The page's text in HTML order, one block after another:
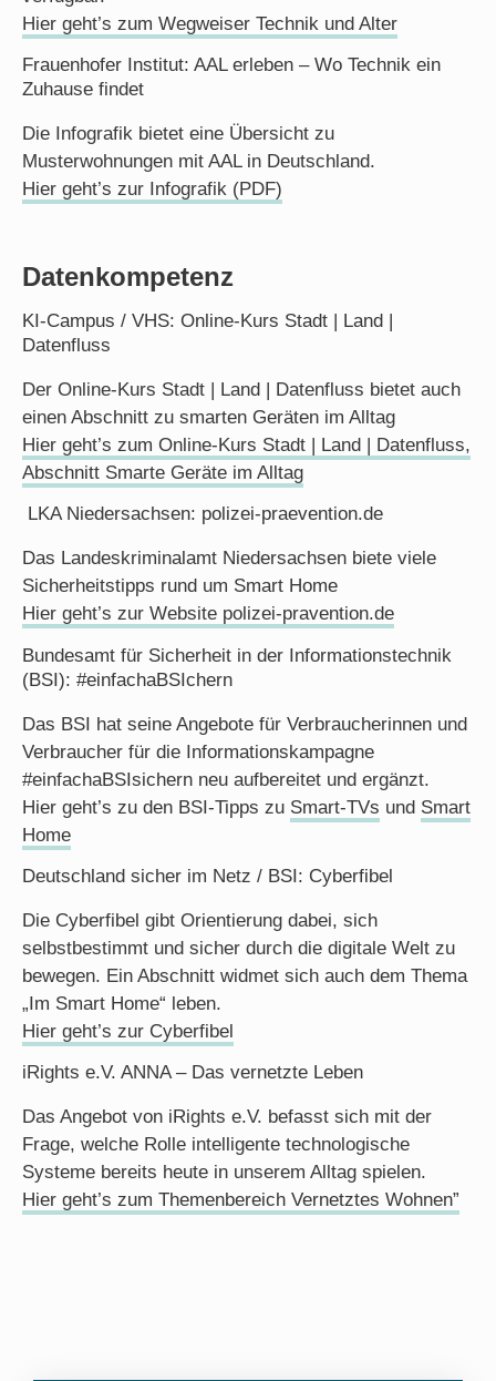
Hier geht’s zum Wegweiser Technik und Alter
Frauenhofer Institut: AAL erleben – Wo Technik ein
Zuhause findet
Die Infografik bietet eine Übersicht zu
Musterwohnungen mit AAL in Deutschland.
Hier geht’s zur Infografik (PDF)
Datenkompetenz
KI-Campus / VHS: Online-Kurs Stadt | Land |
Datenfluss
Der Online-Kurs Stadt | Land | Datenfluss bietet auch
einen Abschnitt zu smarten Geräten im Alltag
Hier geht’s zum Online-Kurs Stadt | Land | Datenfluss,
Abschnitt Smarte Geräte im Alltag
LKA Niedersachsen: polizei-praevention.de
Das Landeskriminalamt Niedersachsen biete viele
Sicherheitstipps rund um Smart Home
Hier geht’s zur Website polizei-pravention.de
Bundesamt für Sicherheit in der Informationstechnik
(BSI): #einfachaBSIchern
Das BSI hat seine Angebote für Verbraucherinnen und
Verbraucher für die Informationskampagne
#einfachaBSIsichern neu aufbereitet und ergänzt.
Hier geht’s zu den BSI-Tipps zu Smart-TVs und Smart
Home
Deutschland sicher im Netz / BSI: Cyberfibel
Die Cyberfibel gibt Orientierung dabei, sich
selbstbestimmt und sicher durch die digitale Welt zu
bewegen. Ein Abschnitt widmet sich auch dem Thema
„Im Smart Home“ leben.
Hier geht’s zur Cyberfibel
iRights e.V. ANNA – Das vernetzte Leben
Das Angebot von iRights e.V. befasst sich mit der
Frage, welche Rolle intelligente technologische
Systeme bereits heute in unserem Alltag spielen.
Hier geht’s zum Themenbereich Vernetztes Wohnen”